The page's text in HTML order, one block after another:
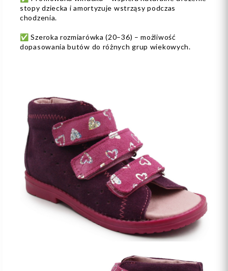
stopy dziecka i amortyzuje wstrząsy podczas
chodzenia.
✅ Szeroka rozmiarówka (20–36) – możliwość
dopasowania butów do różnych grup wiekowych.